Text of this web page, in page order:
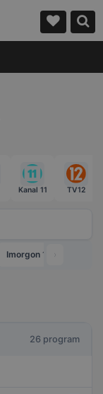
Kanal 11 TV12
Imorgon 11/8›
26 program